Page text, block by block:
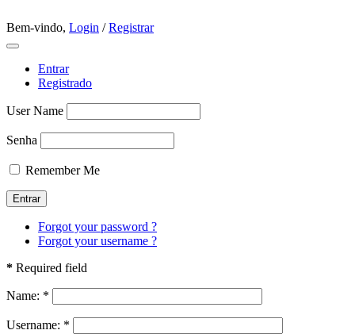
Bem-vindo, Login /Registrar
Entrar
Registrado
User Name
Senha
Remember Me
Forgot your password ?
Forgot your username ?
* Required field
Name: *
Username: *